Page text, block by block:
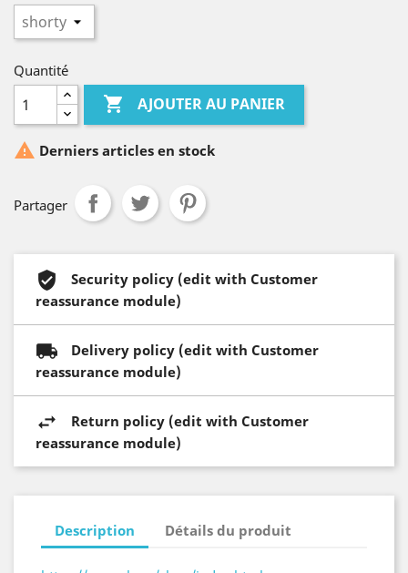
Quantité
 AJOUTER AU PANIER
 Derniers articles en stock
Partager
Security policy (edit with Customer
reassurance module)
Delivery policy (edit with Customer
reassurance module)
Return policy (edit with Customer
reassurance module)
Description Détails du produit